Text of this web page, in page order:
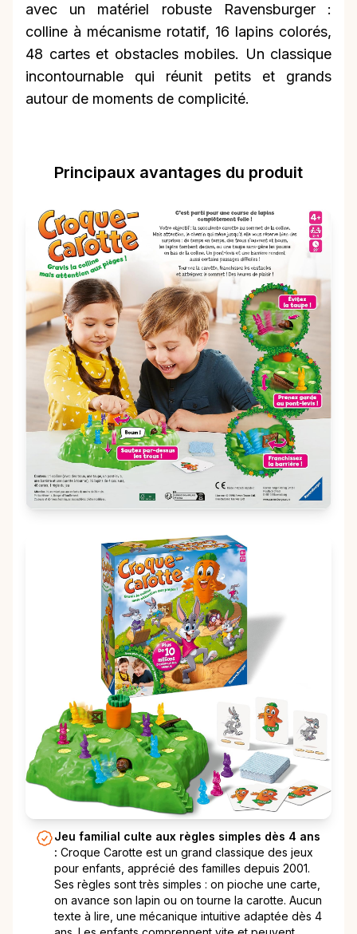
avec un matériel robuste Ravensburger :
colline à mécanisme rotatif, 16 lapins colorés,
48 cartes et obstacles mobiles. Un classique
incontournable qui réunit petits et grands
autour de moments de complicité.
Principaux avantages du produit
Jeu familial culte aux règles simples dès 4 ans
: Croque Carotte est un grand classique des jeux
pour enfants, apprécié des familles depuis 2001.
Ses règles sont très simples : on pioche une carte,
on avance son lapin ou on tourne la carotte. Aucun
texte à lire, une mécanique intuitive adaptée dès 4